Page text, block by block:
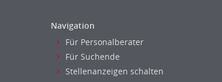
Navigation
Für Personalberater
Für Suchende
Stellenanzeigen schalten